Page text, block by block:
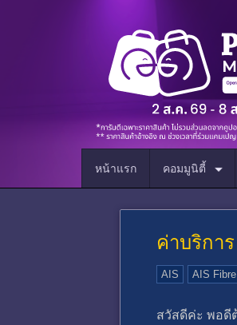
หน้าแรก คอมมูนิตี้
ค่าบริกา
AIS AIS Fibre
สวัสดีค่ะ พอดี